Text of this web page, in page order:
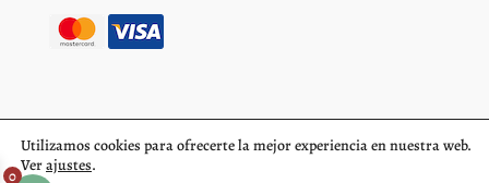
Utilizamos cookies para ofrecerte la mejor experiencia en nuestra web.
Verajustes.
0